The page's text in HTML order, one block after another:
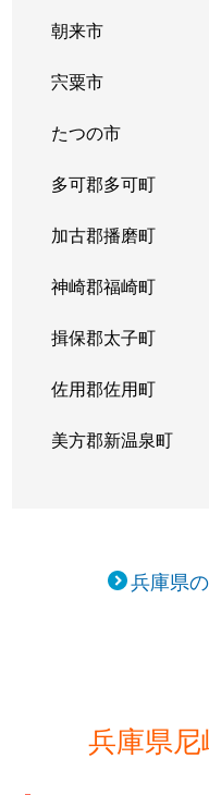
常光寺
常光寺
常光寺
常光寺
昭和通
昭和通
昭和通
昭和通
昭和通
朝来市
宍粟市
たつの市
多可郡多可町
加古郡播磨町
神崎郡福崎町
揖保郡太子町
佐用郡佐用町
美方郡新温泉町
兵庫県
兵庫県